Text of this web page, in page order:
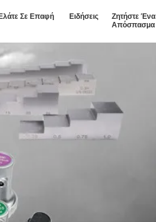
Σε Επαφή
Ειδήσεις
Ζητήστε Ένα
Απόσπασμα